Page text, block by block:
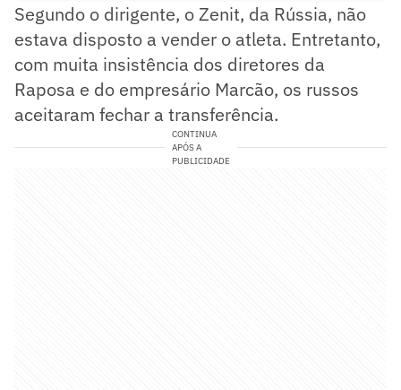
Segundo o dirigente, o Zenit, da Rússia, não
estava disposto a vender o atleta. Entretanto,
com muita insistência dos diretores da
Raposa e do empresário Marcão, os russos
aceitaram fechar a transferência.
CONTINUA
APÓS A
PUBLICIDADE